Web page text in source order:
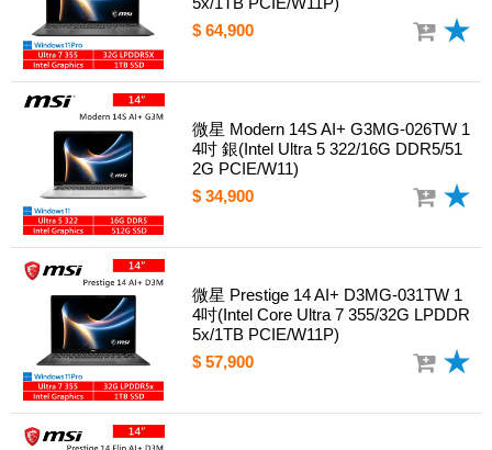
$ 64,900
微星 Modern 14S AI+ G3MG-026TW 1
4吋 銀(Intel Ultra 5 322/16G DDR5/51
2G PCIE/W11)
$ 34,900
微星 Prestige 14 AI+ D3MG-031TW 1
4吋(Intel Core Ultra 7 355/32G LPDDR
5x/1TB PCIE/W11P)
$ 57,900